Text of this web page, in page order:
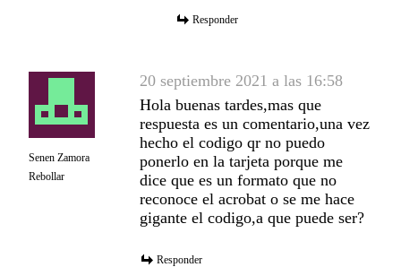
Responder
Senen Zamora
Rebollar
20 septiembre 2021 a las 16:58
Hola buenas tardes,mas que
respuesta es un comentario,una vez
hecho el codigo qr no puedo
ponerlo en la tarjeta porque me
dice que es un formato que no
reconoce el acrobat o se me hace
gigante el codigo,a que puede ser?
Responder